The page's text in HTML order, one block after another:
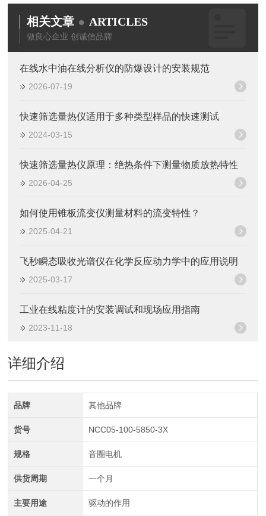
相关文章 ARTICLES
做良心企业 创诚信品牌
在线水中油在线分析仪的防爆设计的安装规范
2026-07-19
快速筛选量热仪适用于多种类型样品的快速测试
2024-03-15
快速筛选量热仪原理：绝热条件下测量物质放热特性
2026-04-25
如何使用锥板流变仪测量材料的流变特性？
2025-04-21
飞秒瞬态吸收光谱仪在化学反应动力学中的应用说明
2025-03-17
工业在线粘度计的安装调试和现场应用指南
2023-11-18
详细介绍
品牌 其他品牌
货号 NCC05-100-5850-3X
规格 音圈电机
供货周期 一个月
主要用途 驱动的作用